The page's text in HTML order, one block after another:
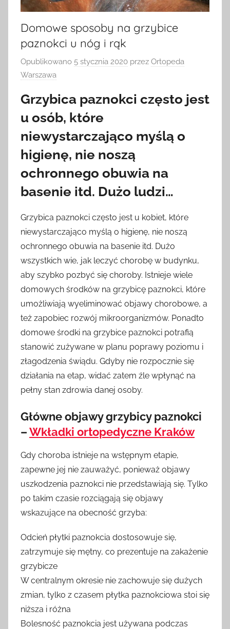
Domowe sposoby na grzybice
paznokci u nóg i rąk
Opublikowano 5 stycznia 2020 przez Ortopeda
Warszawa
Grzybica paznokci często jest
u osób, które
niewystarczająco myślą o
higienę, nie noszą
ochronnego obuwia na
basenie itd. Dużo ludzi…
Grzybica paznokci często jest u kobiet, które
niewystarczająco myślą o higienę, nie noszą
ochronnego obuwia na basenie itd. Dużo
wszystkich wie, jak leczyć chorobę w budynku,
aby szybko pozbyć się choroby. Istnieje wiele
domowych środków na grzybicę paznokci, które
umożliwiają wyeliminować objawy chorobowe, a
też zapobiec rozwój mikroorganizmów. Ponadto
domowe środki na grzybice paznokci potrafią
stanowić zużywane w planu poprawy poziomu i
złagodzenia świądu. Gdyby nie rozpocznie się
działania na etap, widać zatem źle wpłynąć na
pełny stan zdrowia danej osoby.
Główne objawy grzybicy paznokci
–Wkładki ortopedyczne Kraków
Gdy choroba istnieje na wstępnym etapie,
zapewne jej nie zauważyć, ponieważ objawy
uszkodzenia paznokci nie przedstawiają się. Tylko
po takim czasie rozciągają się objawy
wskazujące na obecność grzyba:
Odcień płytki paznokcia dostosowuje się,
zatrzymuje się mętny, co prezentuje na zakażenie
grzybicze
W centralnym okresie nie zachowuje się dużych
zmian, tylko z czasem płytka paznokciowa stoi się
niższa i różna
Bolesność paznokcia jest używana podczas